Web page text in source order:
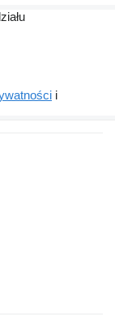
i